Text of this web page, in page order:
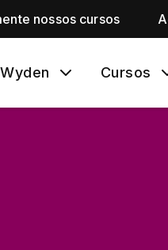
nossos cursos
Cursos